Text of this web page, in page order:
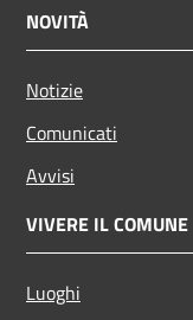
NOVITÀ
Notizie
Comunicati
Avvisi
VIVERE IL COMUNE
Luoghi